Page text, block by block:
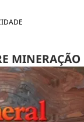
MINERAÇÃO